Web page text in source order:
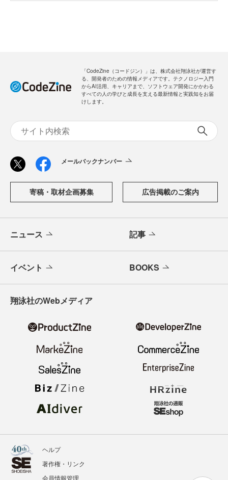
「CodeZine（コードジン）」は、株式会社翔泳社が運営す
る、開発者のための情報メディアです。テクノロジー入門
からAI活用、キャリアまで、ソフトウェア開発にかかわる
すべての人の学びと成長を支える最新情報と実践知をお届
けします。
メールバックナンバー
寄稿・取材企画募集 広告掲載のご案内
ニュース 記事
イベント BOOKS
翔泳社のWebメディア
ヘルプ
著作権・リンク
会員情報管理